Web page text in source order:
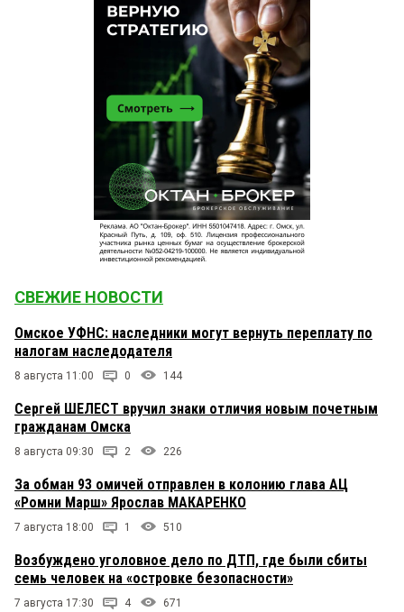
СВЕЖИЕ НОВОСТИ
Омское УФНС: наследники могут вернуть переплату по
налогам наследодателя
8 августа 11:00 0 144
Сергей ШЕЛЕСТ вручил знаки отличия новым почетным
гражданам Омска
8 августа 09:30 2 226
За обман 93 омичей отправлен в колонию глава АЦ
«Ромни Марш» Ярослав МАКАРЕНКО
7 августа 18:00 1 510
Возбуждено уголовное дело по ДТП, где были сбиты
семь человек на «островке безопасности»
7 августа 17:30 4 671